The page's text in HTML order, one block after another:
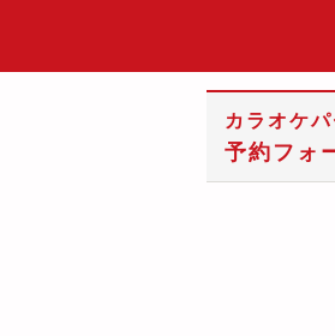
カラオケ
予約フォ